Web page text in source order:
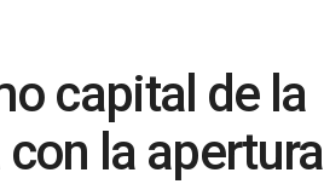
capital de la
la apertura